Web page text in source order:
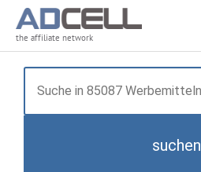
the affiliate network
suchen